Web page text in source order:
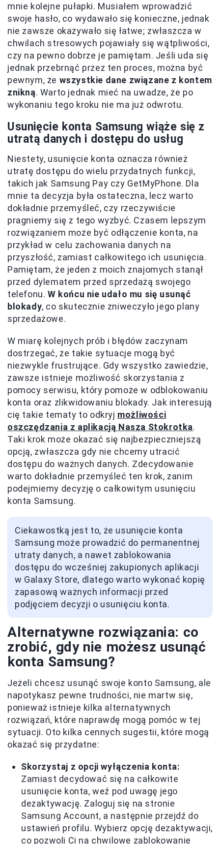
mnie kolejne pułapki. Musiałem wprowadzić
swoje hasło, co wydawało się konieczne, jednak
nie zawsze okazywało się łatwe; zwłaszcza w
chwilach stresowych pojawiały się wątpliwości,
czy na pewno dobrze je pamiętam. Jeśli uda się
jednak przebrnąć przez ten proces, można być
pewnym, że wszystkie dane związane z kontem
znikną. Warto jednak mieć na uwadze, że po
wykonaniu tego kroku nie ma już odwrotu.
Usunięcie konta Samsung wiąże się z
utratą danych i dostępu do usług
Niestety, usunięcie konta oznacza również
utratę dostępu do wielu przydatnych funkcji,
takich jak Samsung Pay czy GetMyPhone. Dla
mnie ta decyzja była ostateczna, lecz warto
dokładnie przemyśleć, czy rzeczywiście
pragniemy się z tego wyzbyć. Czasem lepszym
rozwiązaniem może być odłączenie konta, na
przykład w celu zachowania danych na
przyszłość, zamiast całkowitego ich usunięcia.
Pamiętam, że jeden z moich znajomych stanął
przed dylematem przed sprzedażą swojego
telefonu. W końcu nie udało mu się usunąć
blokady, co skutecznie zniweczyło jego plany
sprzedażowe.
W miarę kolejnych prób i błędów zaczynam
dostrzegać, że takie sytuacje mogą być
niezwykle frustrujące. Gdy wszystko zawiedzie,
zawsze istnieje możliwość skorzystania z
pomocy serwisu, który pomoże w odblokowaniu
konta oraz zlikwidowaniu blokady. Jak interesują
cię takie tematy to odkryj możliwości
oszczędzania z aplikacją Nasza Stokrotka.
Taki krok może okazać się najbezpieczniejszą
opcją, zwłaszcza gdy nie chcemy utracić
dostępu do ważnych danych. Zdecydowanie
warto dokładnie przemyśleć ten krok, zanim
podejmiemy decyzję o całkowitym usunięciu
konta Samsung.
Ciekawostką jest to, że usunięcie konta
Samsung może prowadzić do permanentnej
utraty danych, a nawet zablokowania
dostępu do wcześniej zakupionych aplikacji
w Galaxy Store, dlatego warto wykonać kopię
zapasową ważnych informacji przed
podjęciem decyzji o usunięciu konta.
Alternatywne rozwiązania: co
zrobić, gdy nie możesz usunąć
konta Samsung?
Jeżeli chcesz usunąć swoje konto Samsung, ale
napotykasz pewne trudności, nie martw się,
ponieważ istnieje kilka alternatywnych
rozwiązań, które naprawdę mogą pomóc w tej
sytuacji. Oto kilka cennych sugestii, które mogą
okazać się przydatne:
Skorzystaj z opcji wyłączenia konta:
Zamiast decydować się na całkowite
usunięcie konta, weź pod uwagę jego
dezaktywację. Zaloguj się na stronie
Samsung Account, a następnie przejdź do
ustawień profilu. Wybierz opcję dezaktywacji,
co pozwoli Ci na chwilowe zablokowanie